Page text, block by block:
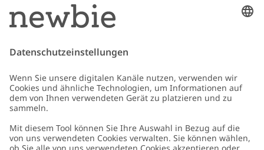
*Gilt nur für deine erste Bestellung und ist nicht mit anderen Rabatten
oder Angeboten kombinierbar. Gilt nicht für limitierte Artikel. Bitte
überprüfe deinen Spam-Ordner. Lies unsere
Schicken